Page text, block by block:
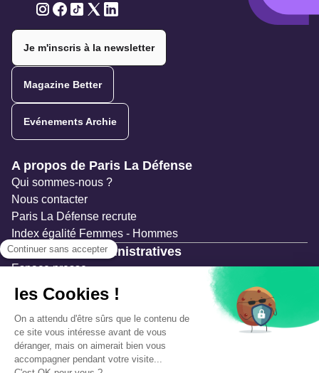
Je m'inscris à la newsletter
Magazine Better
Evénements Archie
Navigation secondaire
A propos de Paris La Défense
Qui sommes-nous ?
Nous contacter
Paris La Défense recrute
Index égalité Femmes - Hommes
Ressources administratives
Espace presse
Documentation
Marchés publics
Appels à projets & avis d'attribution
Mesures de publicité
Concertations et enquêtes publiques